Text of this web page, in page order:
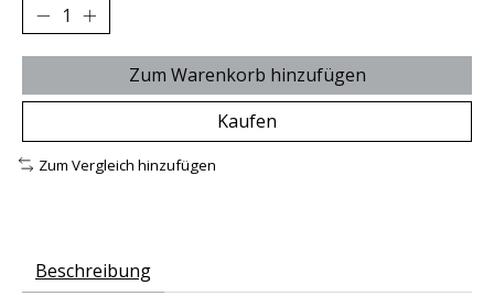
Zum Warenkorb hinzufügen
Kaufen
Zum Vergleich hinzufügen
Beschreibung